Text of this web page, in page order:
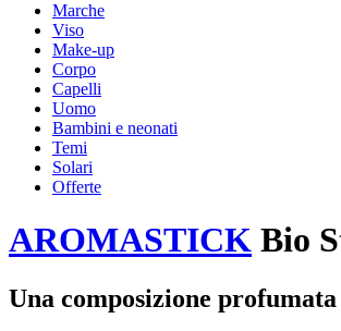
Marche
Viso
Make-up
Corpo
Capelli
Uomo
Bambini e neonati
Temi
Solari
Offerte
AROMASTICK Bio
Una composizione